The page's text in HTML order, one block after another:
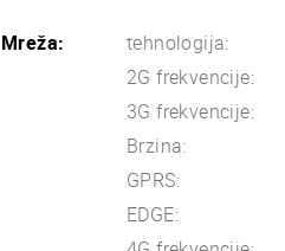
Mreža: tehnologija:
2G frekvencije:
3G frekvencije:
Brzina:
GPRS:
EDGE: